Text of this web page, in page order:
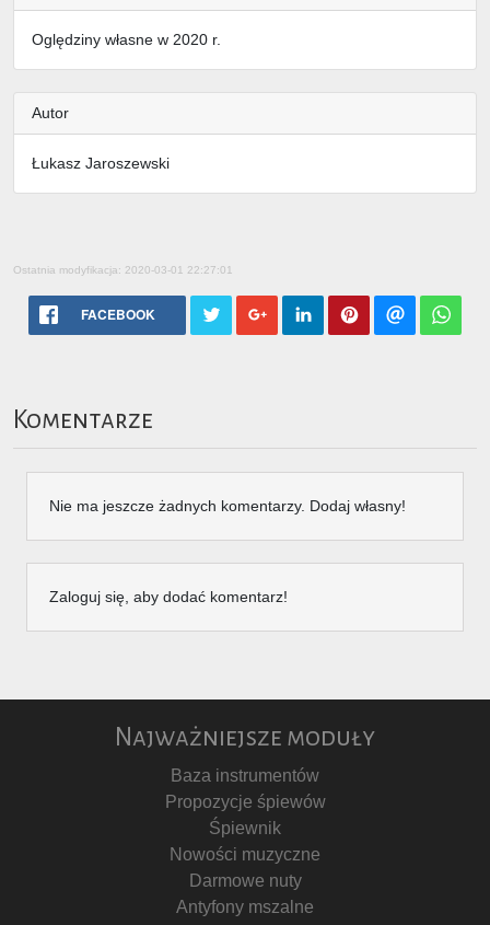
Oględziny własne w 2020 r.
Autor
Łukasz Jaroszewski
Ostatnia modyfikacja: 2020-03-01 22:27:01
FACEBOOK
Komentarze
Nie ma jeszcze żadnych komentarzy. Dodaj własny!
Zaloguj się, aby dodać komentarz!
Najważniejsze moduły
Baza instrumentów
Propozycje śpiewów
Śpiewnik
Nowości muzyczne
Darmowe nuty
Antyfony mszalne